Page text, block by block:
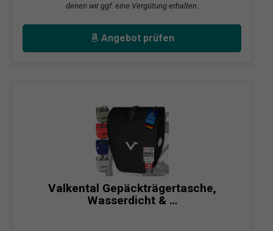
denen wir ggf. eine Vergütung erhalten.
Angebot prüfen
Valkental Gepäckträgertasche,
Wasserdicht & …